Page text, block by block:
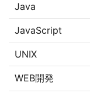
Java
JavaScript
UNIX
WEB開発